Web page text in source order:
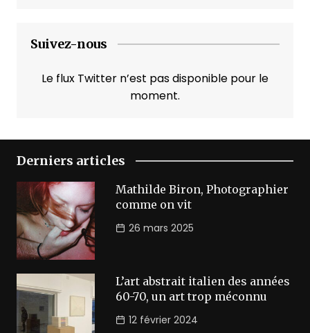
Suivez-nous
Le flux Twitter n’est pas disponible pour le
moment.
Derniers articles
Mathilde Biron, Photographier
comme on vit
26 mars 2025
L’art abstrait italien des années
60-70, un art trop méconnu
12 février 2024